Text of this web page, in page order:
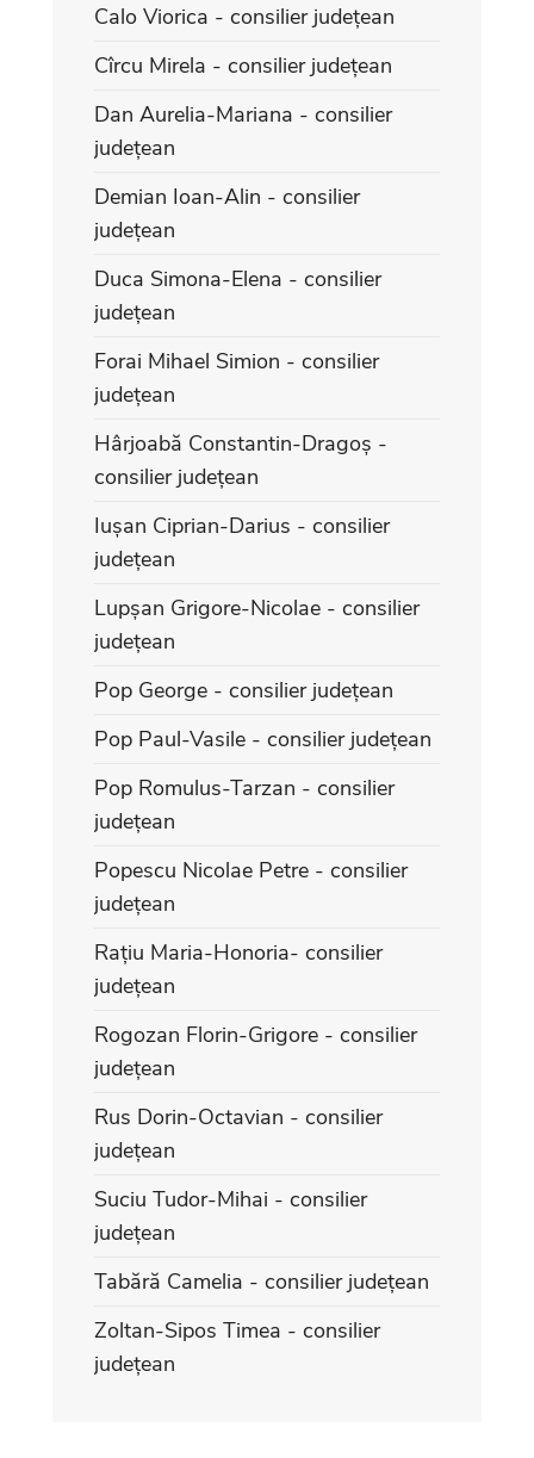
Calo Viorica - consilier județean
Cîrcu Mirela - consilier județean
Dan Aurelia-Mariana - consilier
județean
Demian Ioan-Alin - consilier
județean
Duca Simona-Elena - consilier
județean
Forai Mihael Simion - consilier
județean
Hârjoabă Constantin-Dragoș -
consilier județean
Iușan Ciprian-Darius - consilier
județean
Lupșan Grigore-Nicolae - consilier
județean
Pop George - consilier județean
Pop Paul-Vasile - consilier județean
Pop Romulus-Tarzan - consilier
județean
Popescu Nicolae Petre - consilier
județean
Rațiu Maria-Honoria- consilier
județean
Rogozan Florin-Grigore - consilier
județean
Rus Dorin-Octavian - consilier
județean
Suciu Tudor-Mihai - consilier
județean
Tabără Camelia - consilier județean
Zoltan-Sipos Timea - consilier
județean